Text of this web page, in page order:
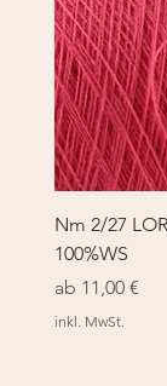
Nm 2/27
100%WS
ab 11,00 €
Sale-Preis
inkl. MwSt.